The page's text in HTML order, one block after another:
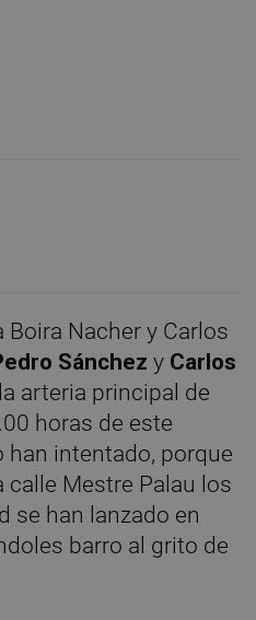
Boira Nacher y Carlos
Sánchezy Carlos
arteria principal de
horas de este
intentado, porque
calle Mestre Palau los
se han lanzado en
barro al grito de